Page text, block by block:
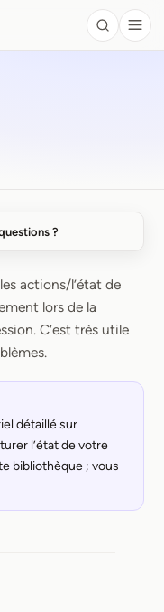
Search
?
actions/l’état de
lors de la
C’est très utile
détaillé sur
l’état de votre
bibliothèque ; vous